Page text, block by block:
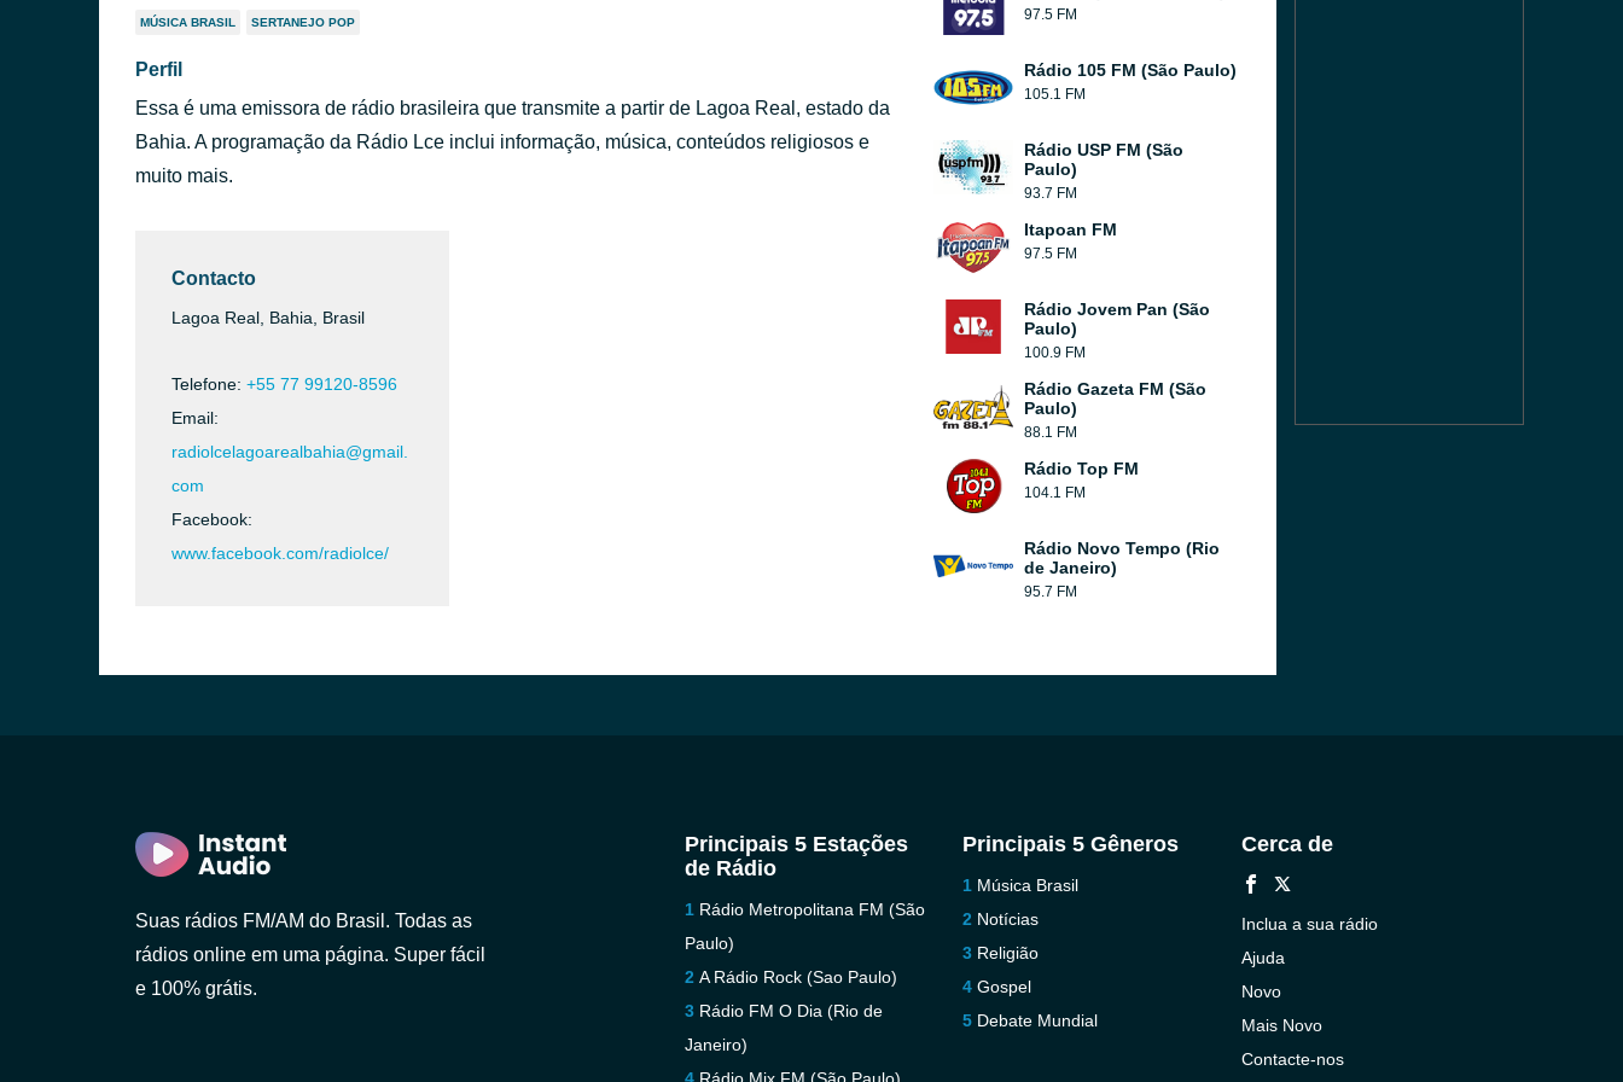
MÚSICA BRASIL SERTANEJO POP
Perfil
Essa é uma emissora de rádio brasileira que transmite a partir de Lagoa Real, estado da
Bahia. A programação da Rádio Lce inclui informação, música, conteúdos religiosos e
muito mais.
Contacto
Lagoa Real, Bahia, Brasil
Telefone: +55 77 99120-8596
Email:
radiolcelagoarealbahia@gmail.
com
Facebook:
www.facebook.com/radiolce/
97.5 FM
Rádio 105 FM (São Paulo)
105.1 FM
Rádio USP FM (São
Paulo)
93.7 FM
Itapoan FM
97.5 FM
Rádio Jovem Pan (São
Paulo)
100.9 FM
Rádio Gazeta FM (São
Paulo)
88.1 FM
Rádio Top FM
104.1 FM
Rádio Novo Tempo (Rio
de Janeiro)
95.7 FM
Suas rádios FM/AM do Brasil. Todas as
rádios online em uma página. Super fácil
e 100% grátis.
Principais 5 Estações
de Rádio
Rádio Metropolitana FM (São
Paulo)
A Rádio Rock (Sao Paulo)
Rádio FM O Dia (Rio de
Janeiro)
Principais 5 Gêneros
Música Brasil
Notícias
Religião
Gospel
Debate Mundial
Cerca de
Inclua a sua rádio
Ajuda
Novo
Mais Novo
Contacte-nos